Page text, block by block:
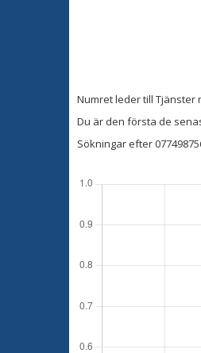
Numret leder till
Du är den första de
Sökningar efter